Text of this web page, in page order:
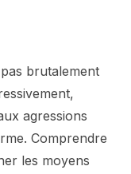
brutalement
agressions
Comprendre
les moyens